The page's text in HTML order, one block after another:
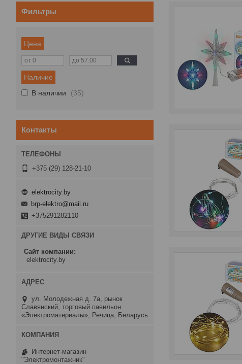
Фильтры
Цена
Наличие
В наличии
35
Контакты
+375 (29) 128-21-10
elektrocity.by
brp-elektro@mail.ru
+375291282110
ДРУГИЕ ВИДЫ СВЯЗИ
Сайт компании
elektrocity.by
ул. Молодежная д. 7а, рынок
Славянский, торговый павильон
«Электроматериалы», Речица, Беларусь
Интернет-магазин
"Электромонтажник"